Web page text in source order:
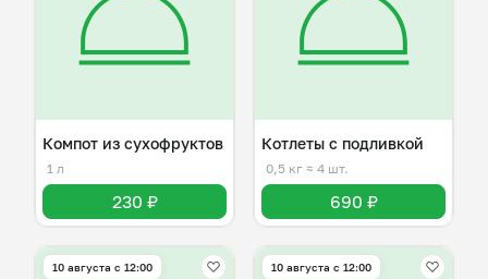
Компот из сухофруктов
1 л
230 ₽
Котлеты с подливкой
0,5 кг ≈ 4 шт.
690 ₽
10 августа с 12:00 10 августа с 12:00